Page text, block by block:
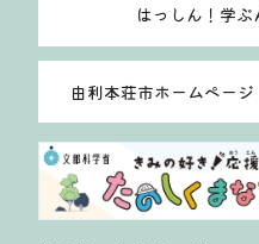
はっしん！学
由利本荘市ホームペー